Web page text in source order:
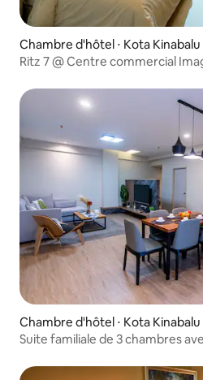
Chambre d'hôtel ⋅ Kota Kinabalu
Ritz 7 @ Centre commercial
Chambre d'hôtel ⋅ Kota Kinabalu
Suite familiale de 3 chambres